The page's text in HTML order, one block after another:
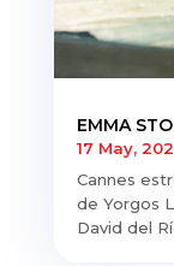
EMMA
17 May,
Cannes
de Yorgos
David del